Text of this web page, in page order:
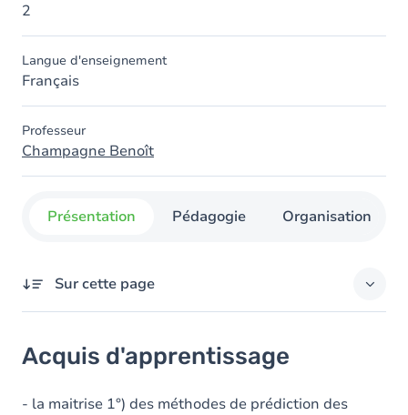
2
Langue d'enseignement
Français
Professeur
Champagne Benoît
Présentation Pédagogie Organisation
Sur cette page
Objectifs
Contenu
Acquis d'apprentissage
- la maitrise 1°) des méthodes de prédiction des